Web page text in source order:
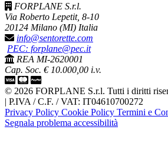
FORPLANE S.r.l.
Via Roberto Lepetit, 8-10
20124 Milano (MI) Italia
info@sentorette.com
PEC: forplane@pec.it
REA MI-2620001
Cap. Soc. € 10.000,00 i.v.
© 2026 FORPLANE S.r.l. Tutti i diritti
| P.IVA / C.F. / VAT: IT04610700272
Privacy Policy Cookie Policy Termini e
Segnala problema accessibilità